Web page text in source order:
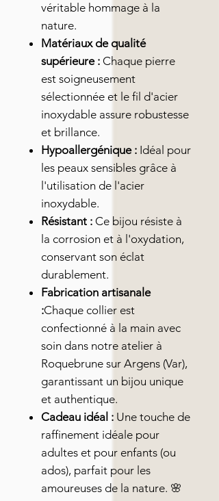
véritable hommage à la
nature.
Matériaux de qualité
supérieure : Chaque pierre
est soigneusement
sélectionnée et le fil d'acier
inoxydable assure robustesse
et brillance.
Hypoallergénique : Idéal pour
les peaux sensibles grâce à
l'utilisation de l'acier
inoxydable.
Résistant : Ce bijou résiste à
la corrosion et à l'oxydation,
conservant son éclat
durablement.
Fabrication artisanale
:Chaque collier est
confectionné à la main avec
soin dans notre atelier à
Roquebrune sur Argens (Var),
garantissant un bijou unique
et authentique.
Cadeau idéal : Une touche de
raffinement idéale pour
adultes et pour enfants (ou
ados), parfait pour les
amoureuses de la nature. 🌸